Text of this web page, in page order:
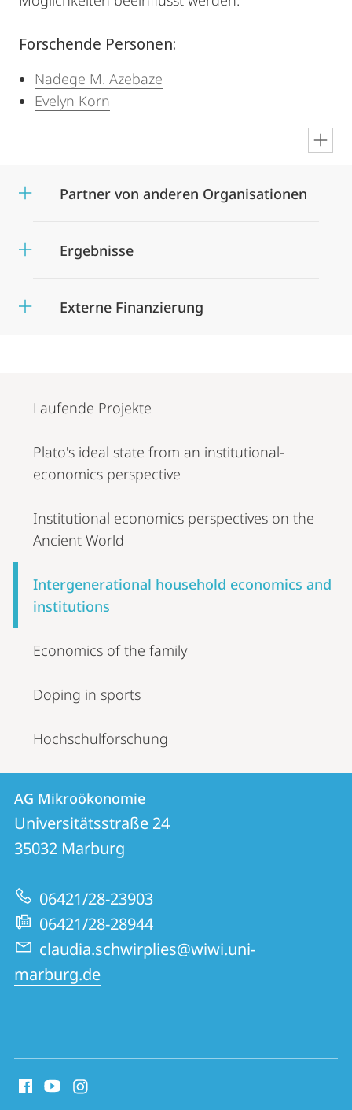
Forschende Personen:
Nadege M. Azebaze
Evelyn Korn
Partner von anderen Organisationen
Ergebnisse
Externe Finanzierung
NavigationLaufende Projekte
Plato's ideal state from an institutional-
economics perspective
Institutional economics perspectives on the
Ancient World
Intergenerational household economics and
institutions
Economics of the family
Doping in sports
Hochschulforschung
Kontakt
und
Informationen
zur
Website
Kontaktinformationen
AG
Mikroökonomie
AG Mikroökonomie
Universitätsstraße 24
35032 Marburg
06421/28-23903
06421/28-28944
claudia.schwirplies@wiwi.uni-
marburg.de
Media